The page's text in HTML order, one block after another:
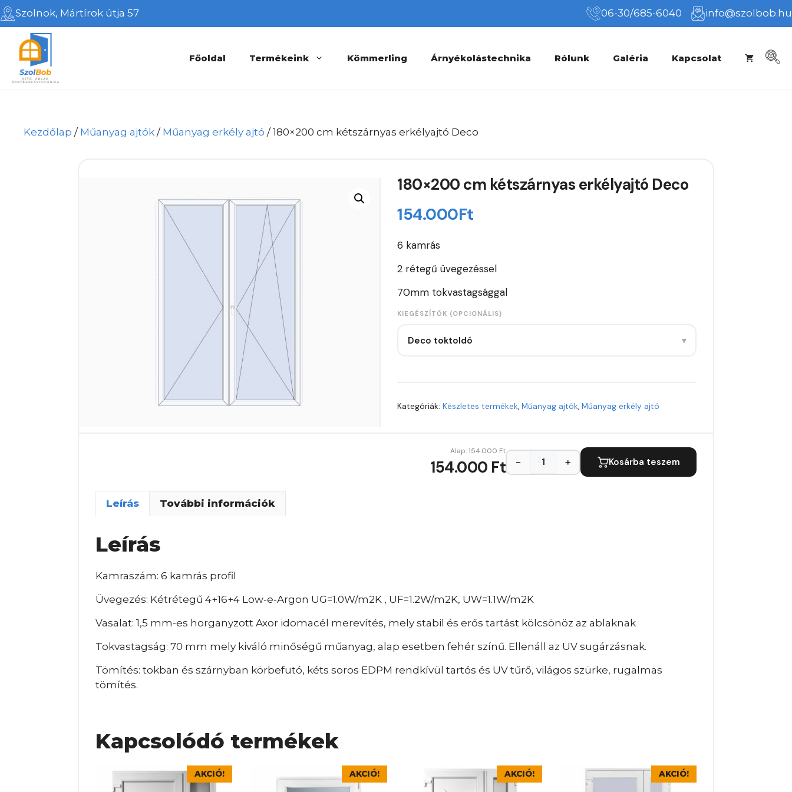
Kilépés
a
tartalomba
Szolnok, Mártírok útja 57 06-30/685-6040 info@szolbob.hu
Főoldal Termékeink Kömmerling Árnyékolástechnika Rólunk Galéria Kapcsolat
Kezdőlap / Műanyag ajtók / Műanyag erkély ajtó / 180×200 cm kétszárnyas erkélyajtó Deco
180×200 cm kétszárnyas erkélyajtó Deco
154.000Ft
6 kamrás
2 rétegű üvegezéssel
70mm tokvastagsággal
KIEGÉSZÍTŐK (OPCIONÁLIS)
Deco toktoldó ▾
Kategóriák:Készletes termékek,Műanyag ajtók,Műanyag erkély ajtó
Alap:154.000 Ft
154.000 Ft − + Kosárba teszem
Leírás További információk
Leírás
Kamraszám: 6 kamrás profil
Üvegezés: Kétrétegű 4+16+4 Low-e-Argon UG=1.0W/m2K , UF=1.2W/m2K, UW=1.1W/m2K
Vasalat: 1,5 mm-es horganyzott Axor idomacél merevítés, mely stabil és erős tartást kölcsönöz az ablaknak
Tokvastagság: 70 mm mely kiváló minőségű műanyag, alap esetben fehér színű. Ellenáll az UV sugárzásnak.
Tömítés: tokban és szárnyban körbefutó, kéts soros EDPM rendkívül tartós és UV tűrő, világos szürke, rugalmas
tömítés.
Kapcsolódó termékek
AKCIÓ!
Ennek
AKCIÓ! AKCIÓ! AKCIÓ!
Ennek